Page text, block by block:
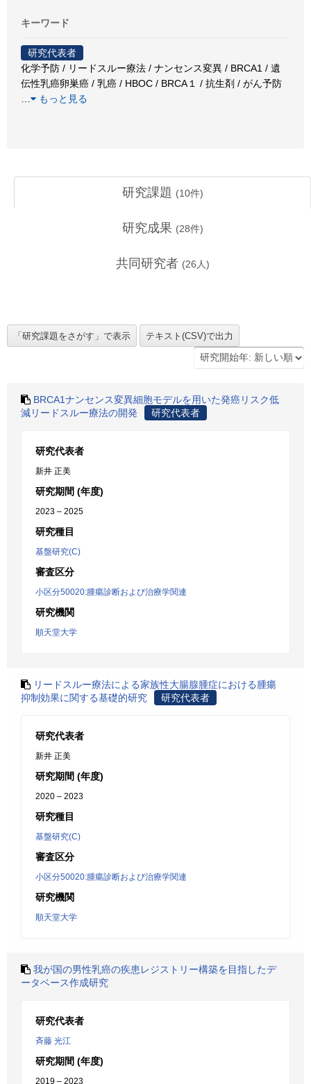
キーワード
研究代表者
化学予防 / リードスルー療法 / ナンセンス変異 / BRCA1 / 遺
伝性乳癌卵巣癌 / 乳癌 / HBOC / BRCA１ / 抗生剤 / がん予防
もっと見る
研究課題 (10件)
研究成果 (28件)
共同研究者 (26 人)
BRCA1ナンセンス変異細胞モデルを用いた発癌リスク低
減リードスルー療法の開発
研究代表者
研究代表者
新井 正美
研究期間 (年度)
2023 – 2025
研究種目
基盤研究(C)
審査区分
小区分50020:腫瘍診断および治療学関連
研究機関
順天堂大学
リードスルー療法による家族性大腸腺腫症における腫瘍
抑制効果に関する基礎的研究
研究代表者
研究代表者
新井 正美
研究期間 (年度)
2020 – 2023
研究種目
基盤研究(C)
審査区分
小区分50020:腫瘍診断および治療学関連
研究機関
順天堂大学
我が国の男性乳癌の疾患レジストリー構築を目指したデ
ータベース作成研究
研究代表者
斉藤 光江
研究期間 (年度)
2019 – 2023